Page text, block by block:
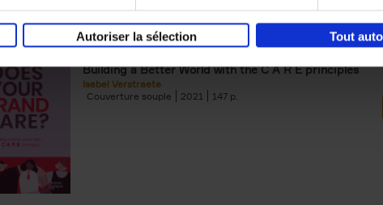
Autoriser la sélection Tout
Does Your Brand Care?
Building a Better World with the C A R E principles
Isabel Verstraete
Couverture souple
2021 147